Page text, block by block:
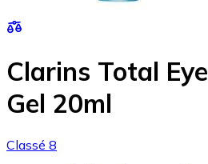
Clarins Total
Gel 20ml
Classé 8